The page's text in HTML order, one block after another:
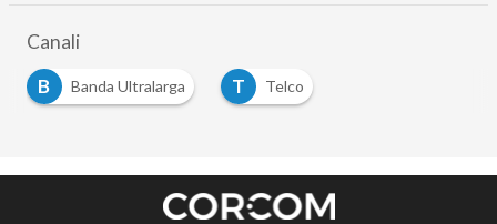
Canali
B
Banda Ultralarga T Telco